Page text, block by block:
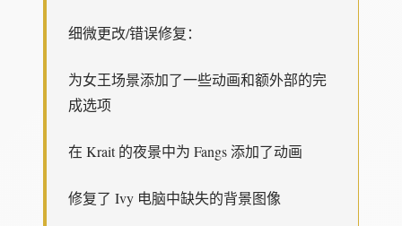
细微更改/错误修复：
为女王场景添加了一些动画和额外部的完
成选项
在 Krait 的夜景中为 Fangs 添加了动画
修复了 Ivy 电脑中缺失的背景图像